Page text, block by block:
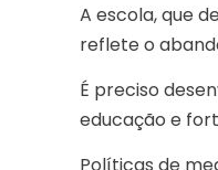
A escola, que
reflete o
É preciso
educação e